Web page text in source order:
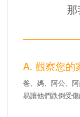
A. 觀察您的
爸、媽、阿公、
易讓他們跌倒受